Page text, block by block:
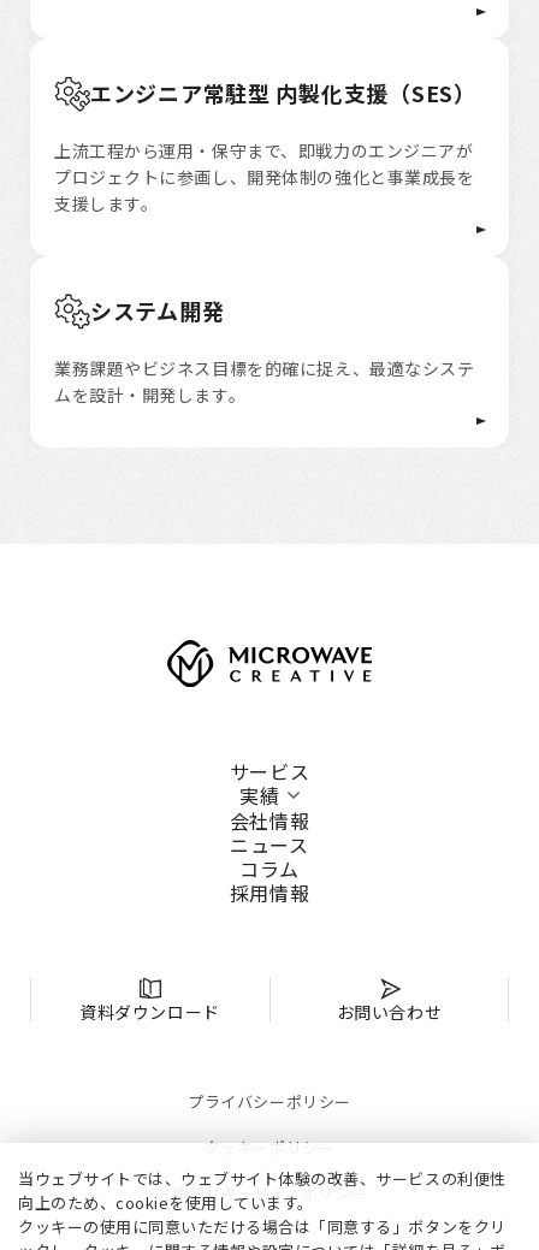
エンジニア常駐型 内製化支援（SES）
上流工程から運用・保守まで、即戦力のエンジニアが
プロジェクトに参画し、開発体制の強化と事業成長を
支援します。
システム開発
業務課題やビジネス目標を的確に捉え、最適なシステ
ムを設計・開発します。
サービス
実績
会社情報
ニュース
コラム
採用情報
資料ダウンロード お問い合わせ
プライバシーポリシー
クッキーポリシー
情報セキュリティポリシー
当ウェブサイトでは、ウェブサイト体験の改善、サービスの利便性
向上のため、cookieを使用しています。
クッキーの使用に同意いただける場合は「同意する」ボタンをクリ